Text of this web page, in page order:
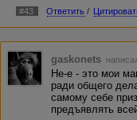
#43 Ответить /
gaskonets
Не-е - это мои
ради общего
самому себе
предъявлять